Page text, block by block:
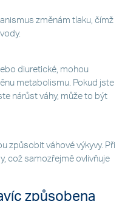
změnám tlaku, čímž
diuretické, mohou
metabolismu. Pokud jste
nárůst váhy, může to být
způsobit váhové výkyvy. Při
což samozřejmě ovlivňuje
způsobena